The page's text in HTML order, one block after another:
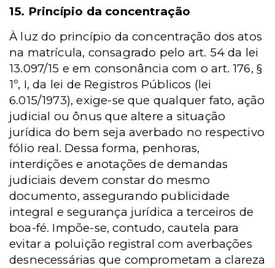
15. Princípio da concentração
À luz do princípio da concentração dos atos
na matrícula, consagrado pelo art. 54 da lei
13.097/15 e em consonância com o art. 176, §
1º, I, da lei de Registros Públicos (lei
6.015/1973), exige-se que qualquer fato, ação
judicial ou ônus que altere a situação
jurídica do bem seja averbado no respectivo
fólio real. Dessa forma, penhoras,
interdições e anotações de demandas
judiciais devem constar do mesmo
documento, assegurando publicidade
integral e segurança jurídica a terceiros de
boa-fé. Impõe-se, contudo, cautela para
evitar a poluição registral com averbações
desnecessárias que comprometam a clareza